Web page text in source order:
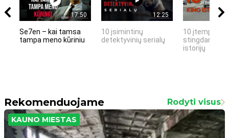
17:50
Se7en – kai tamsa
tampa meno kūriniu
12:25
10 įsimintinų
detektyvinių serialų
10 įtemptų,
stingdančių
istorijų
Rekomenduojame Rodyti visus
KAUNO MIESTAS